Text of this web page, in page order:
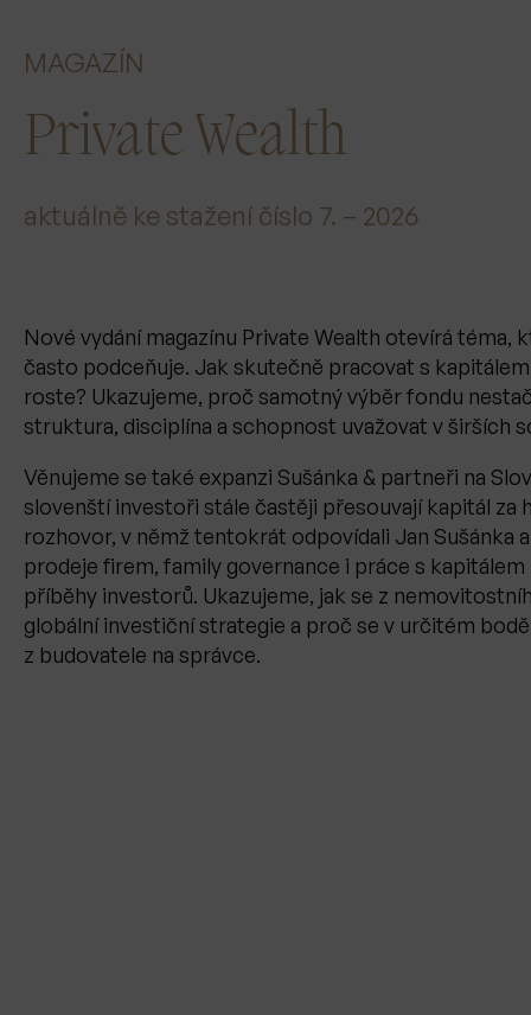
MAGAZÍN
Private Wealth
aktuálně ke stažení číslo 7. – 2026
Nové vydání magazínu Private Wealth otevírá téma,
často podceňuje. Jak skutečně pracovat s
roste? Ukazujeme, proč samotný výběr fondu
struktura, disciplína a schopnost uvažovat v širších
Věnujeme se také expanzi Sušánka & partneři na
slovenští investoři stále častěji přesouvají kapitál za
rozhovor, v němž tentokrát odpovídali Jan Sušánka
prodeje firem, family governance i práce s
příběhy investorů. Ukazujeme, jak se z
globální investiční strategie a proč se v určitém
z budovatele na správce.